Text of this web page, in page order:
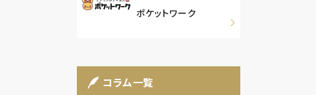
ポケットワーク
コラム一覧